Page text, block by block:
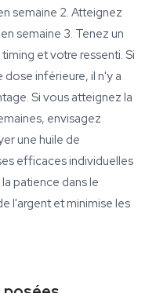
semaine 2. Atteignez
semaine 3. Tenez un
et votre ressenti. Si
inférieure, il n'y a
Si vous atteignez la
envisagez
une huile de
efficaces individuelles
patience dans le
l'argent et minimise les